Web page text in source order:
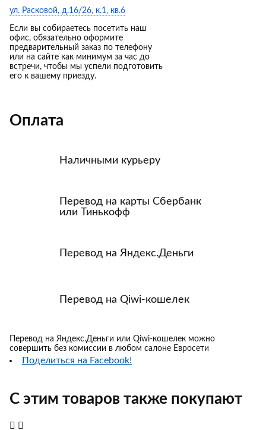
ул. Расковой, д.16/26, к.1, кв.6
Если вы собираетесь посетить наш
офис, обязательно оформите
предварительный заказ по телефону
или на сайте как минимум за час до
встречи, чтобы мы успели подготовить
его к вашему приезду.
Оплата
Наличными курьеру
Перевод на карты Сбербанк
или Тинькофф
Перевод на Яндекс.Деньги
Перевод на Qiwi-кошелек
Перевод на Яндекс.Деньги или Qiwi-кошелек можно
совершить без комиссии в любом салоне Евросети
Поделиться на Facebook!
С этим товаров также покупают